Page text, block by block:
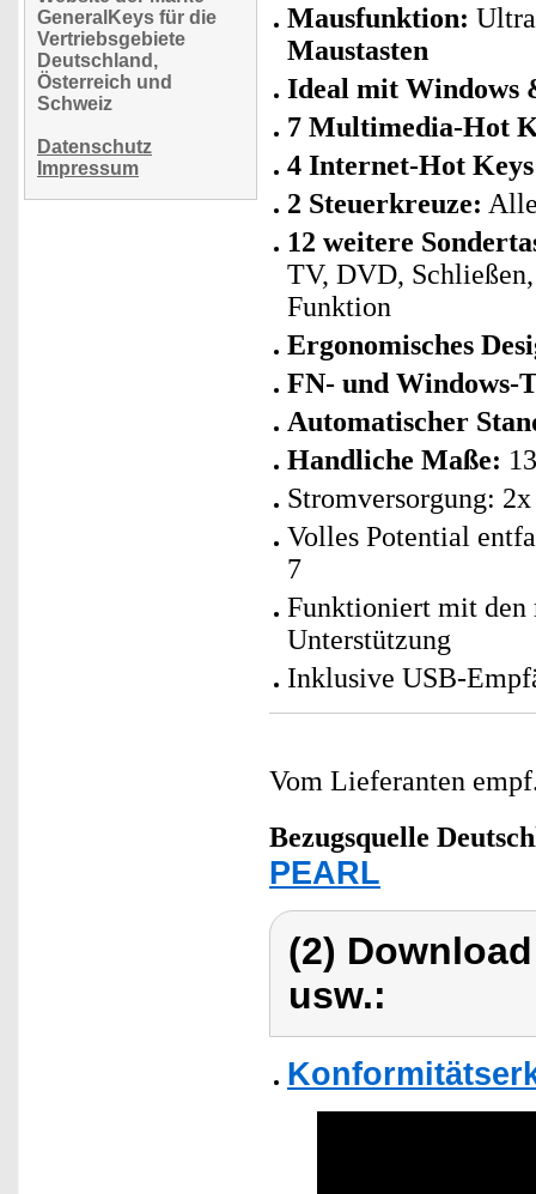
GeneralKeys für die
Vertriebsgebiete
Deutschland,
Österreich und
Schweiz
Datenschutz
Impressum
Mausfunktion:
Maustasten
Ideal mit Windows
7 Multimedia-Hot
4 Internet-Hot
2 Steuerkreuze:
12 weitere
TV, DVD,
Funktion
Ergonomisches
FN- und Windows-
Automatischer
Handliche Maße:
Stromversorgung:
Volles Potential
7
Funktioniert mit den
Unterstützung
Inklusive USB-
Vom Lieferanten
Bezugsquelle
PEARL
(2)
usw.: